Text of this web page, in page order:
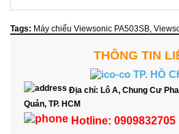
Tags: Máy chiếu Viewsonic PA503SB
THÔNG TIN
TP. HỒ
Địa chỉ: Lô A, Chung Cư
Quán, TP. HCM
Hotline: 0909832705